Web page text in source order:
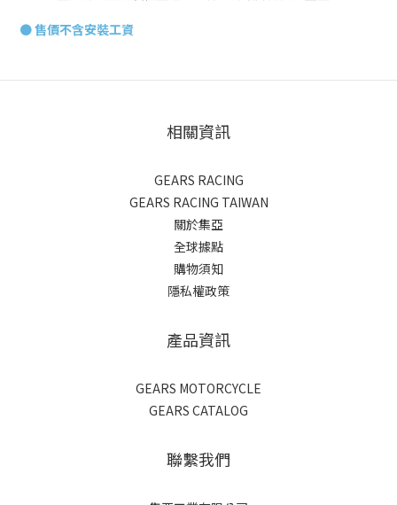
●售價不含安裝工資
相關資訊
GEARS RACING
GEARS RACING TAIWAN
關於集亞
全球據點
購物須知
隱私權政策
產品資訊
GEARS MOTORCYCLE
GEARS CATALOG
聯繫我們